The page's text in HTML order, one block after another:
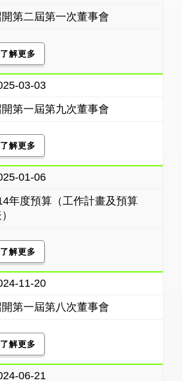
第二屆第一次董事會
了解更多
03-03
第一屆第九次董事會
了解更多
01-06
年度預算（工作計畫及預算
了解更多
11-20
第一屆第八次董事會
了解更多
06-21